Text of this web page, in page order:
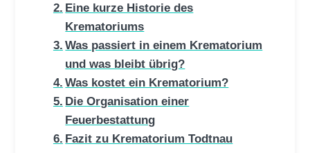
Eine kurze Historie des
Krematoriums
Was passiert in einem Krematorium
und was bleibt übrig?
Was kostet ein Krematorium?
Die Organisation einer
Feuerbestattung
Fazit zu Krematorium Todtnau